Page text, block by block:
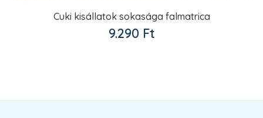
Cuki kisállatok sokasága falmatrica
9.290 Ft
Kedvencekhez